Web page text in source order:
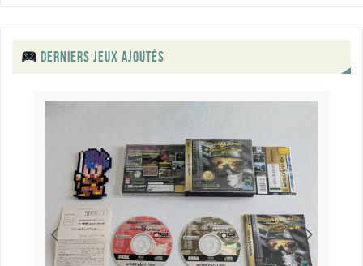
DERNIERS JEUX AJOUTÉS